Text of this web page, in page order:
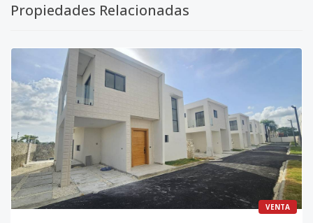
Propiedades Relacionadas
VENTA